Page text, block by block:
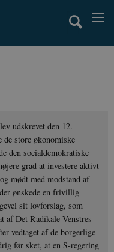
udskrevet den 12.
de store økonomiske
den socialdemokratiske
grad at investere aktivt
mødt med modstand af
ønskede en frivillig
sit lovforslag, som
af Det Radikale Venstres
vedtaget af de borgerlige
før sket, at en S-regering